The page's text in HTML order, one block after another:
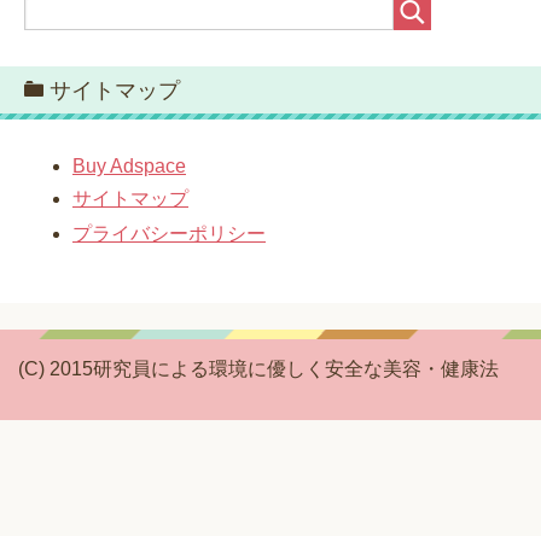
サイトマップ
Buy Adspace
サイトマップ
プライバシーポリシー
(C) 2015研究員による環境に優しく安全な美容・健康法